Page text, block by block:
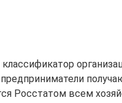
Росстатом всем